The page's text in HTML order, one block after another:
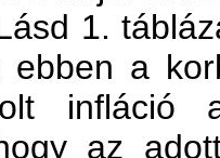
1.
ebben a
infláció
az